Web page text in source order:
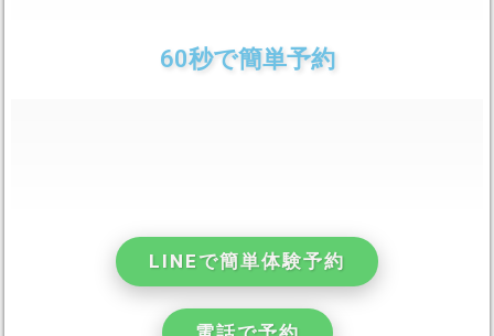
60秒で簡単予約
LINEで簡単体験予約